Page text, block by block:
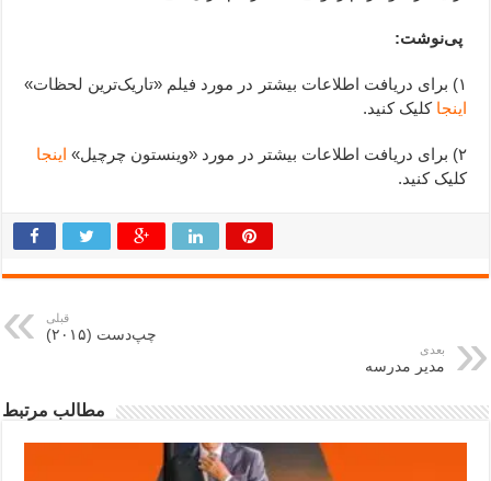
پی‌نوشت:
۱) برای دریافت اطلاعات بیشتر در مورد فیلم «تاریک‌ترین لحظات»
اینجا کلیک کنید.
۲) برای دریافت اطلاعات بیشتر در مورد «وینستون چرچیل»
اینجا
کلیک کنید.
قبلی
چپ‌دست (۲۰۱۵)
بعدی
مدیر مدرسه
مطالب مرتبط